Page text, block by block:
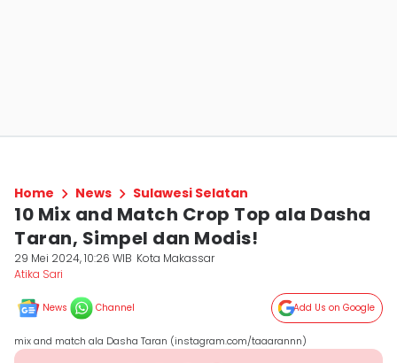
Home News Sulawesi Selatan
10 Mix and Match Crop Top ala Dasha
Taran, Simpel dan Modis!
29 Mei 2024, 10:26 WIB Kota Makassar
Atika Sari
News Channel Add Us on Google
mix and match ala Dasha Taran (instagram.com/taaarannn)